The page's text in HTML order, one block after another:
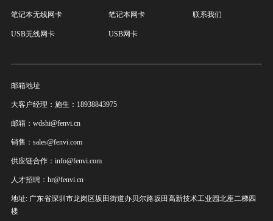
笔记本无线网卡
USB无线网卡
笔记本网卡
USB网卡
联系我们
邮箱地址
大客户经理：施生：18938843975
邮箱：wdshi@fenvi.cn
销售：sales@fenvi.com
供应链合作：info@fenvi.com
人才招聘：hr@fenvi.cn
地址: 广东省深圳市龙岗区坂田街道办贝尔路坂田高新技术工业园北座二梯四
楼